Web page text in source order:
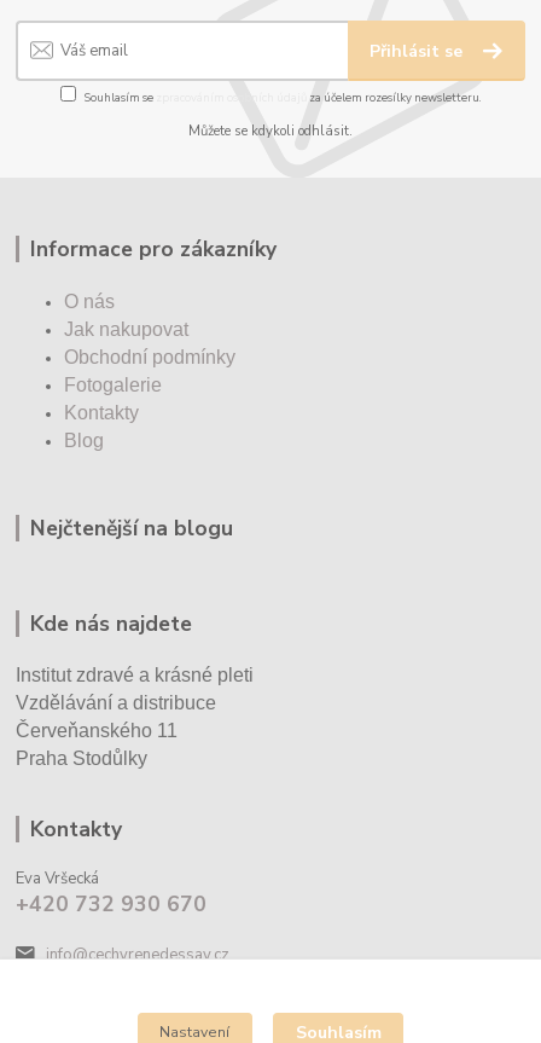
Přihlásit se
Souhlasím se za účelem rozesílky newsletteru.
Můžete se kdykoli odhlásit.
Informace pro zákazníky
O nás
Jak nakupovat
Obchodní podmínky
Fotogalerie
Kontakty
Blog
Nejčtenější na blogu
Kde nás najdete
Institut zdravé a krásné pleti
Vzdělávání a distribuce
Červeňanského 11
Praha Stodůlky
Kontakty
Eva Vršecká
+420 732 930 670
info@cechyrenedessay.cz
Nastavení Souhlasím